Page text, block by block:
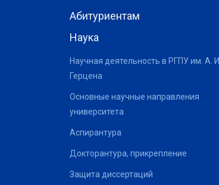
Абитуриентам
Наука
Научная деятельность в РГПУ им. А. И.
Герцена
Основные научные направления
университета
Аспирантура
Докторантура, прикрепление
Защита диссертаций